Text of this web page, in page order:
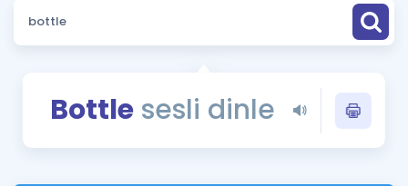
Sözlük
Bottlesesli dinle